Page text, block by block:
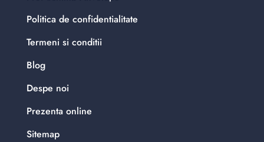
Politica de confidentialitate
Termeni si conditii
Blog
Despe noi
Prezenta online
Sitemap